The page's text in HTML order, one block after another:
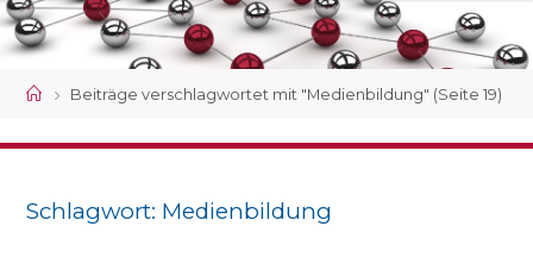
StartBeiträge verschlagwortet mit "Medienbildung" (Seite 19)
Schlagwort: Medienbildung